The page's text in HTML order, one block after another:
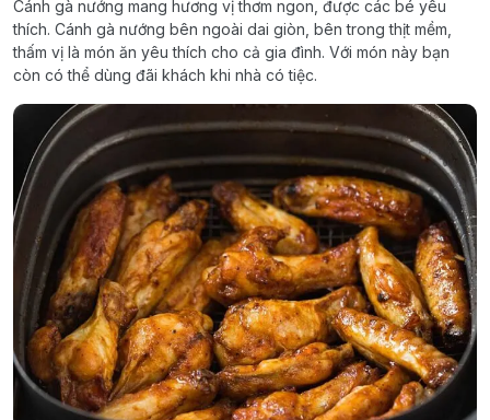
Cánh gà nướng mang hương vị thơm ngon, được các bé yêu
thích. Cánh gà nướng bên ngoài dai giòn, bên trong thịt mềm,
thấm vị là món ăn yêu thích cho cả gia đình. Với món này bạn
còn có thể dùng đãi khách khi nhà có tiệc.